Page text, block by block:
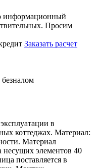
информационный
Просим
Заказать расчет
в
коттеджах. Материал:
Материал
несущих элементов 40
поставляется в